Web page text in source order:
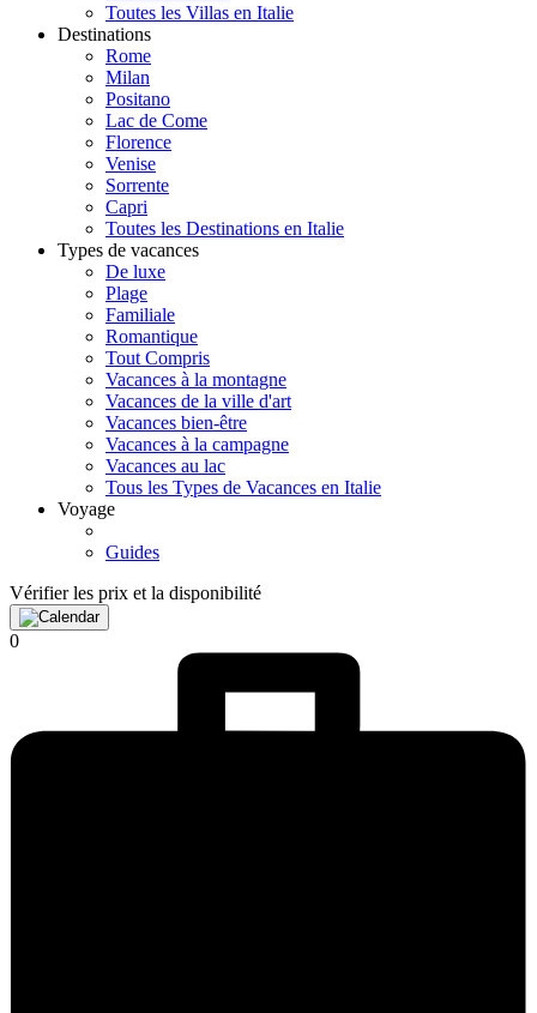
Toutes les Villas en Italie
Destinations
Rome
Milan
Positano
Lac de Come
Florence
Venise
Sorrente
Capri
Toutes les Destinations en Italie
Types de vacances
De luxe
Plage
Familiale
Romantique
Tout Compris
Vacances à la montagne
Vacances de la ville d'art
Vacances bien-être
Vacances à la campagne
Vacances au lac
Tous les Types de Vacances en Italie
Voyage
Guides
Vérifier les prix et la disponibilité
0